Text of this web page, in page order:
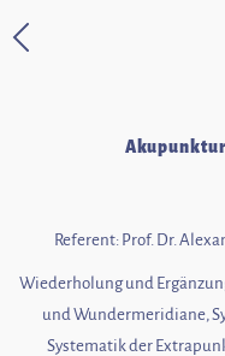
Zurück zur Startseite
Akupunktur
Referent: Prof. Dr.
Wiederholung und
und Wundermeridiane,
Systematik der